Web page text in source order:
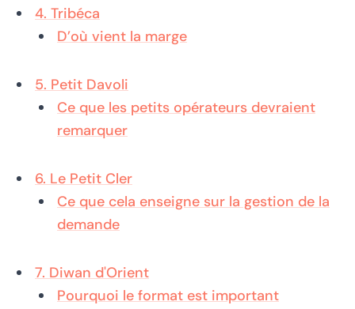
4. Tribéca
D’où vient la marge
5. Petit Davoli
Ce que les petits opérateurs devraient
remarquer
6. Le Petit Cler
Ce que cela enseigne sur la gestion de la
demande
7. Diwan d'Orient
Pourquoi le format est important